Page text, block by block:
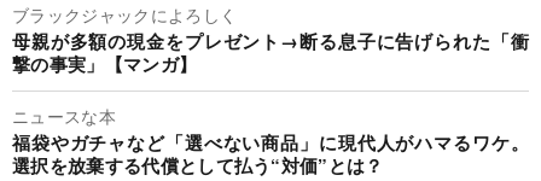
ブラックジャックによろしく
母親が多額の現金をプレゼント→断る息子に告げられた「衝
撃の事実」【マンガ】
ニュースな本
福袋やガチャなど「選べない商品」に現代人がハマるワケ。
選択を放棄する代償として払う“対価”とは？